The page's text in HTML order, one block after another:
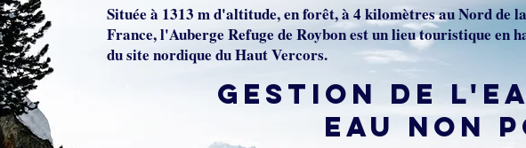
Située à 1313 m d'altitude, en forêt, à 4 kilomètres au Nord de
France, l'Auberge Refuge de Roybon est un lieu touristique en
du site nordique du Haut Vercors.
GESTION DE
EAU NON